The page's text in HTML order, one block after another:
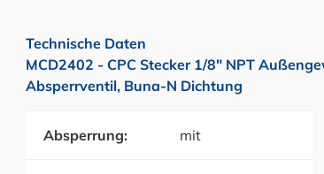
Technische Daten
MCD2402 - CPC Stecker 1/8" NPT
Absperrventil, Buna-N Dichtung
Absperrung: mit